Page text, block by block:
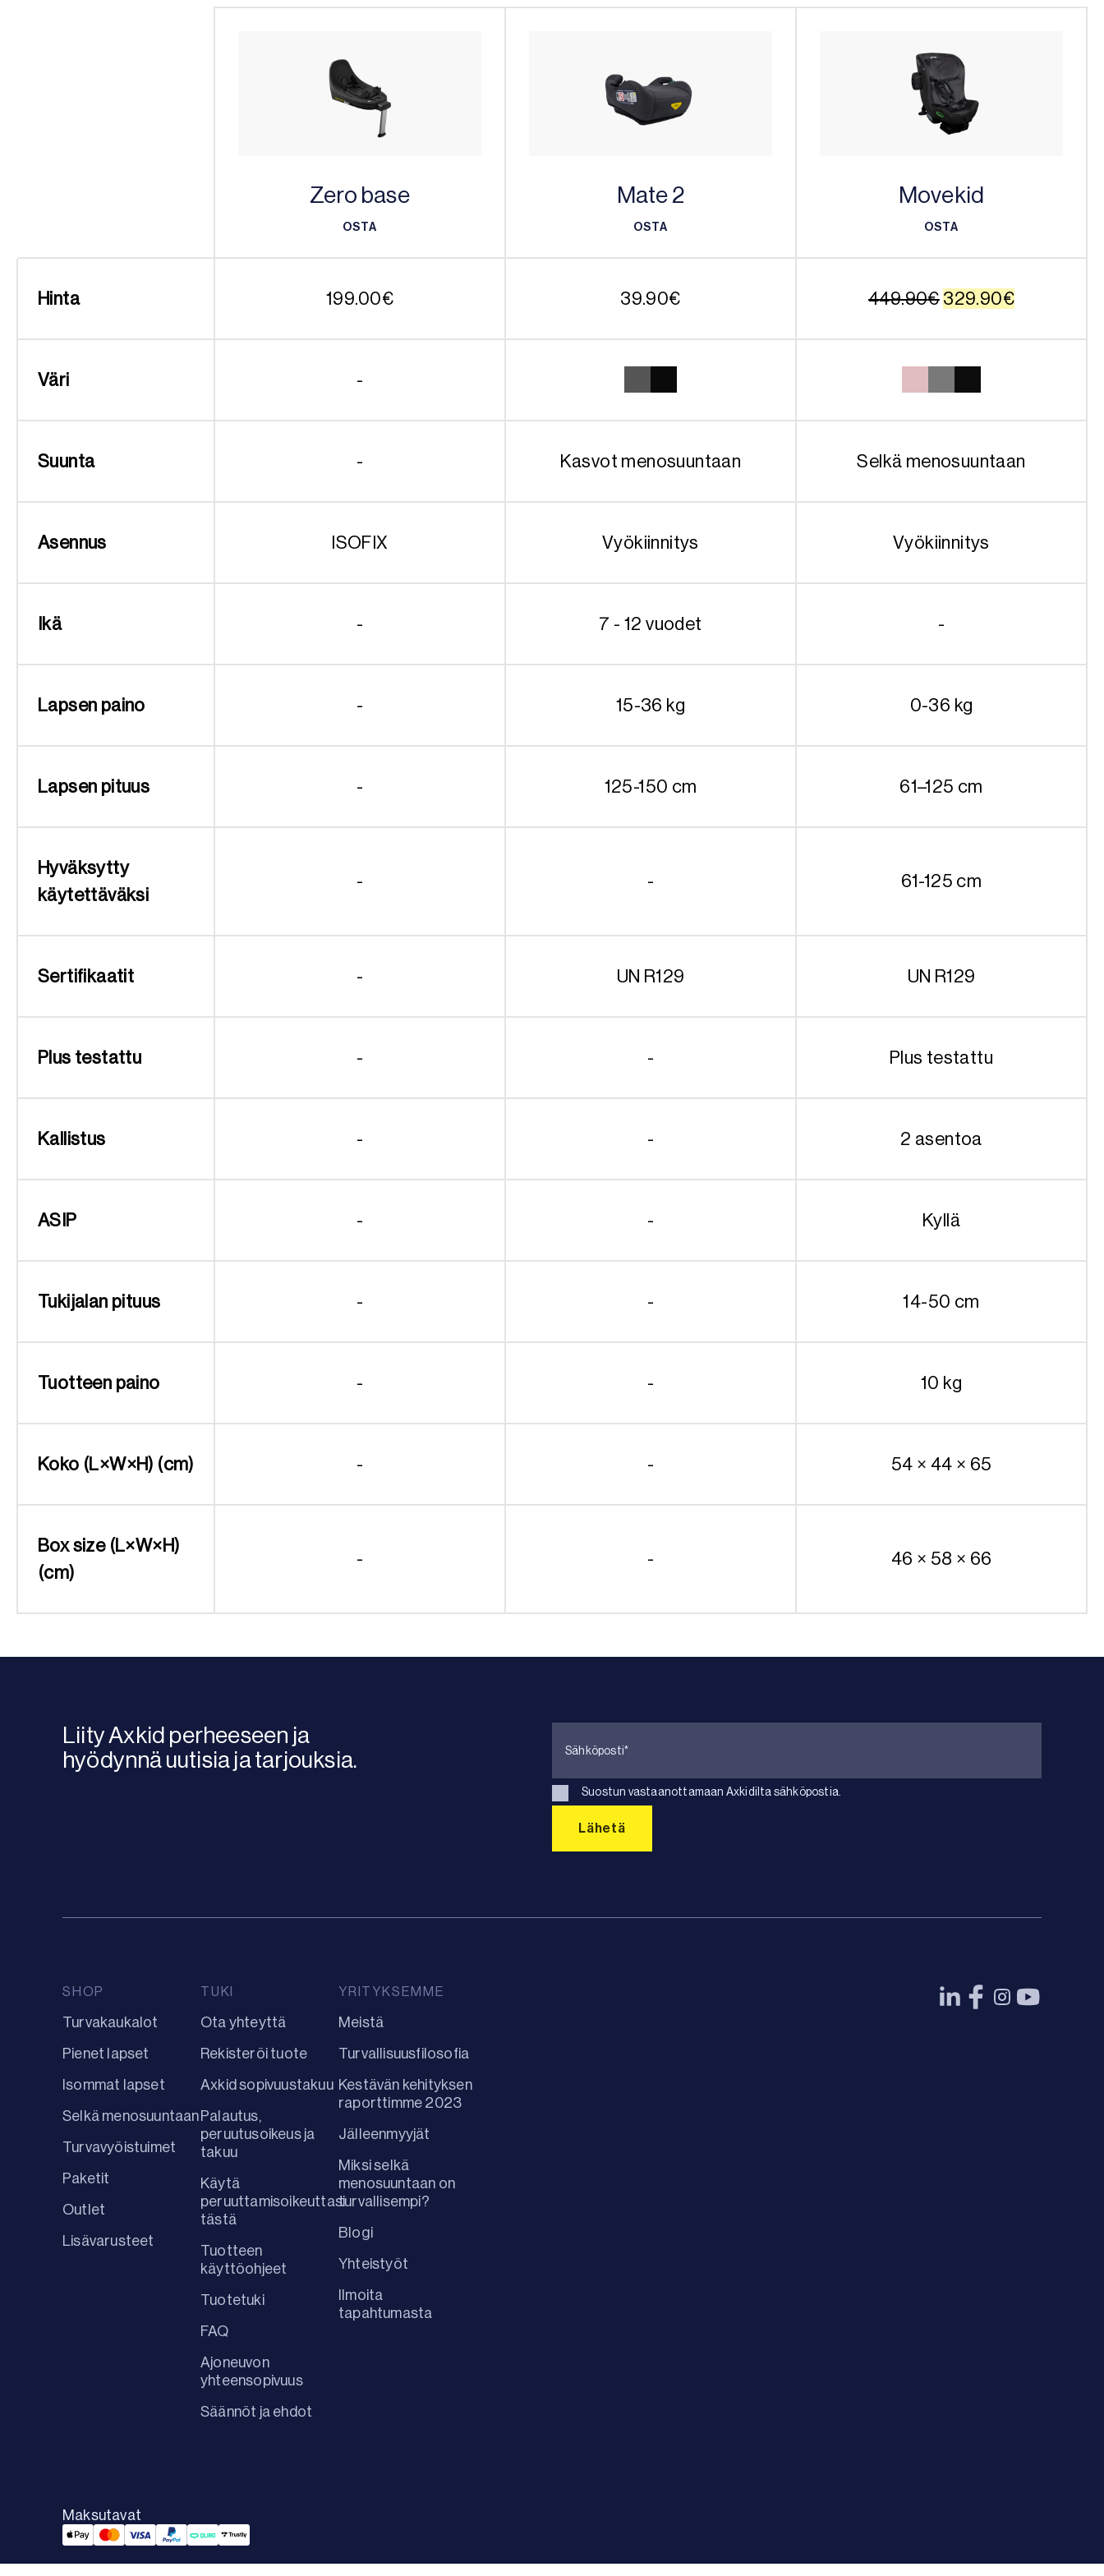
Zero base
OSTA
Mate 2
OSTA
Movekid
OSTA
Hinta 199.00€ 39.90€ 449.90€ Alkuperäinen
329.90€Nykyinen
Väri -
Suunta - Kasvot menosuuntaan Selkä menosuuntaan
Asennus ISOFIX Vyökiinnitys Vyökiinnitys
Ikä - 7 - 12 vuodet -
Lapsen paino - 15-36 kg 0-36 kg
Lapsen pituus - 125-150 cm 61–125 cm
Hyväksytty
käytettäväksi
- - 61-125 cm
Sertifikaatit - UN R129 UN R129
Plus testattu - - Plus testattu
Kallistus - - 2 asentoa
ASIP - - Kyllä
Tukijalan pituus - - 14-50 cm
Tuotteen paino - - 10 kg
Koko (L×W×H) (cm) - - 54 × 44 × 65
Box size (L×W×H)
(cm)
- - 46 × 58 × 66
Liity Axkid perheeseen ja
hyödynnä uutisia ja tarjouksia.
Suostun vastaanottamaan Axkidilta sähköpostia.
SHOP
Turvakaukalot
Pienet lapset
Isommat lapset
Selkä menosuuntaan
Turvavyöistuimet
Paketit
Outlet
Lisävarusteet
TUKI
Ota yhteyttä
Rekisteröi tuote
Axkid sopivuustakuu
Palautus,
peruutusoikeus ja
takuu
Käytä
peruuttamisoikeuttasi
tästä
Tuotteen
käyttöohjeet
Tuotetuki
FAQ
Ajoneuvon
yhteensopivuus
Säännöt ja ehdot
YRITYKSEMME
Meistä
Turvallisuusfilosofia
Kestävän kehityksen
raporttimme 2023
Jälleenmyyjät
Miksi selkä
menosuuntaan on
turvallisempi?
Blogi
Yhteistyöt
Ilmoita
tapahtumasta
Maksutavat
Applepay Payment
Mastercard Payment
Visa Payment
Paypal Payment
Qliro Payment
Trustly Payment